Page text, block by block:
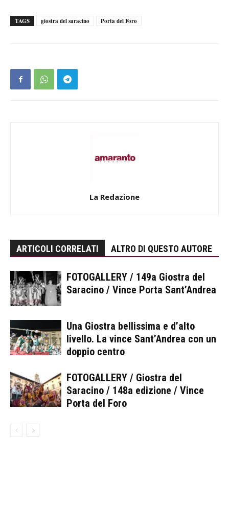
TAGS giostra del saracino Porta del Foro
La Redazione
ARTICOLI CORRELATI ALTRO DI QUESTO AUTORE
FOTOGALLERY / 149a Giostra del
Saracino / Vince Porta Sant’Andrea
Una Giostra bellissima e d’alto
livello. La vince Sant’Andrea con un
doppio centro
FOTOGALLERY / Giostra del
Saracino / 148a edizione / Vince
Porta del Foro